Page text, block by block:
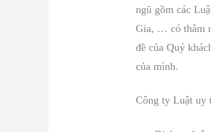
ngũ gồm các
Gia, … có thâm
đề của Quý
của mình.
Công ty Luật uy